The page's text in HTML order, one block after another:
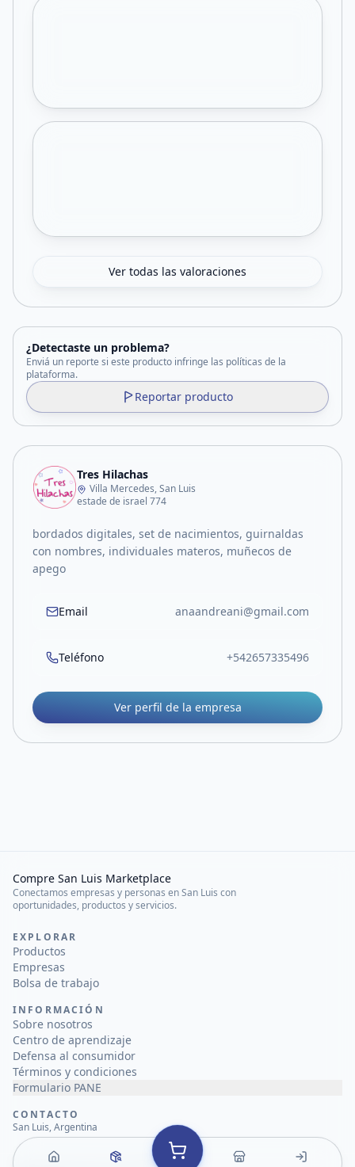
Ver todas las valoraciones
¿Detectaste un problema?
Enviá un reporte si este producto infringe las políticas de la
plataforma.
Reportar producto
Tres Hilachas
Villa Mercedes, San Luis
estade de israel 774
bordados digitales, set de nacimientos, guirnaldas
con nombres, individuales materos, muñecos de
apego
Email anaandreani@gmail.com
Teléfono +542657335496
Ver perfil de la empresa
Compre San Luis Marketplace
Conectamos empresas y personas en San Luis con
oportunidades, productos y servicios.
EXPLORAR
Productos
Empresas
Bolsa de trabajo
INFORMACIÓN
Sobre nosotros
Centro de aprendizaje
Defensa al consumidor
Términos y condiciones
Formulario PANE
CONTACTO
San Luis, Argentina